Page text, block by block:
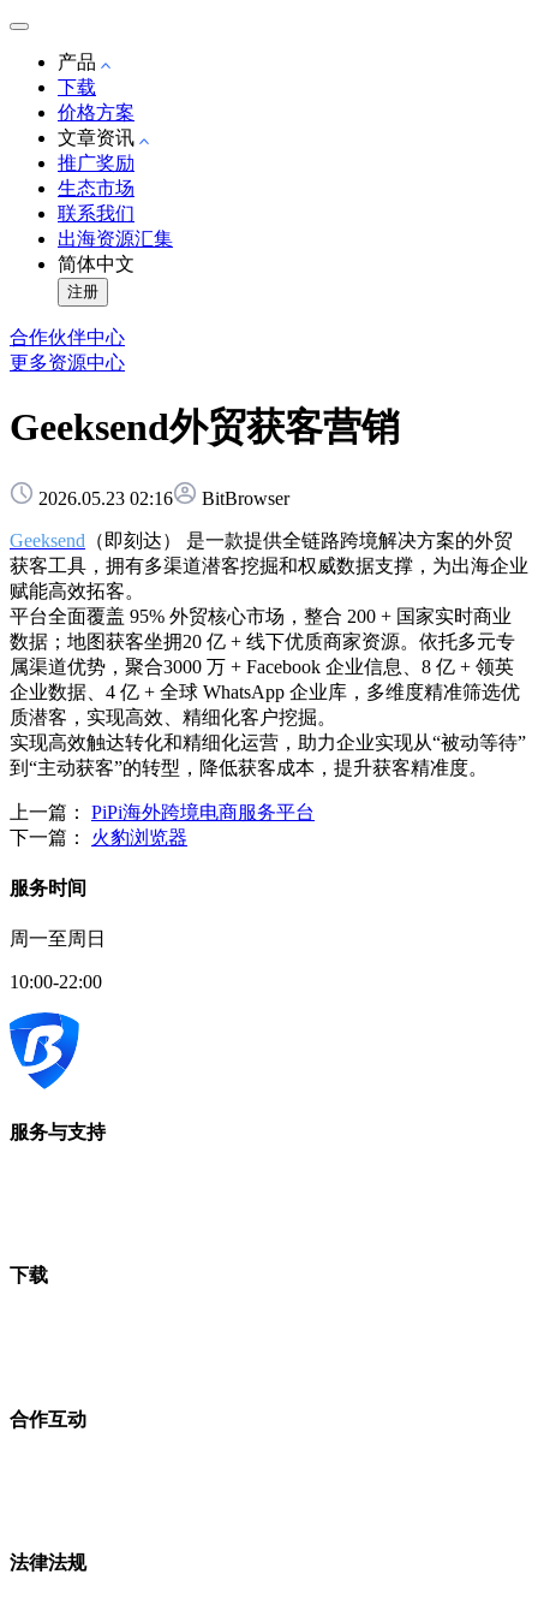
产品
下载
价格方案
文章资讯
推广奖励
生态市场
联系我们
出海资源汇集
简体中文
注册
合作伙伴中心
更多资源中心
Geeksend外贸获客营销
2026.05.23 02:16 BitBrowser
Geeksend （即刻达） 是一款提供全链路跨境解决方案的外贸
获客工具，拥有多渠道潜客挖掘和权威数据支撑，为出海企业
赋能高效拓客。
平台全面覆盖 95% 外贸核心市场，整合 200 + 国家实时商业
数据；地图获客坐拥20 亿 + 线下优质商家资源。依托多元专
属渠道优势，聚合3000 万 + Facebook 企业信息、8 亿 + 领英
企业数据、4 亿 + 全球 WhatsApp 企业库，多维度精准筛选优
质潜客，实现高效、精细化客户挖掘。
实现高效触达转化和精细化运营，助力企业实现从“被动等待”
到“主动获客”的转型，降低获客成本，提升获客精准度。
上一篇： PiPi海外跨境电商服务平台
下一篇： 火豹浏览器
服务时间
周一至周日
10:00-22:00
服务与支持
下载
合作互动
法律法规